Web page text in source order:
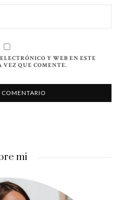
Y WEB EN ESTE
VEZ QUE COMENTE.
mi